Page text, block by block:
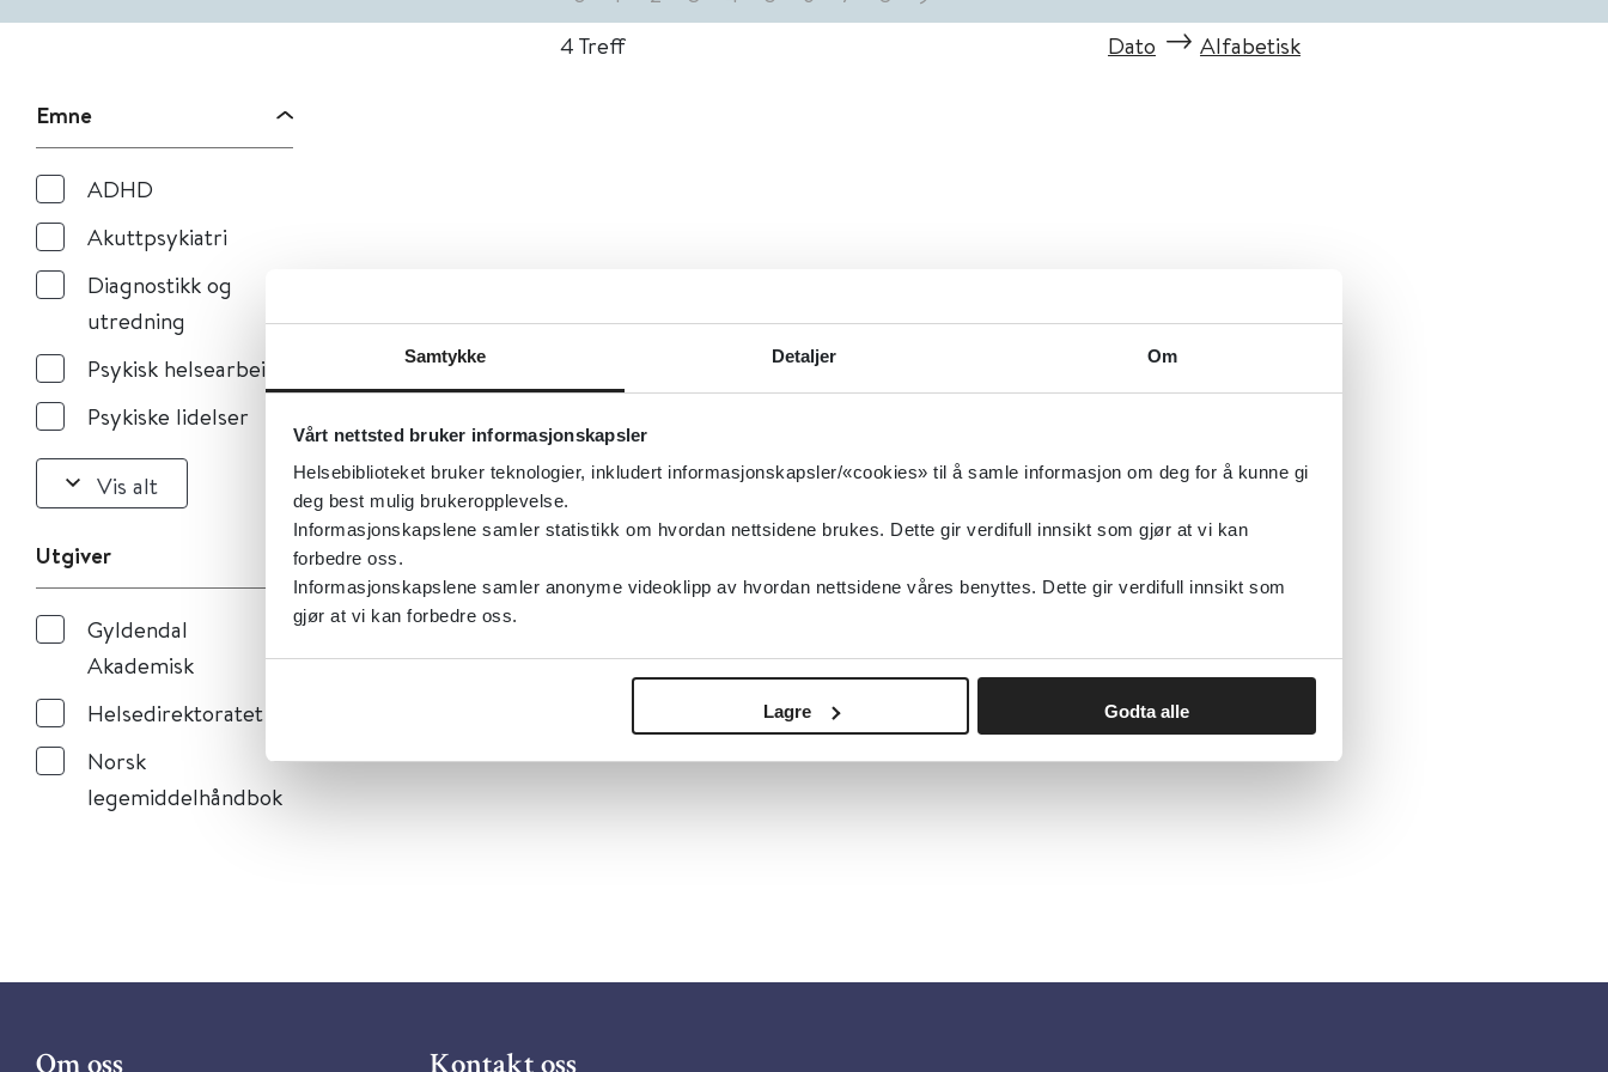
Samtykke Detaljer Om
Vårt nettsted bruker informasjonskapsler
Helsebiblioteket bruker teknologier, inkludert informasjonskapsler/«cookies» til å samle informasjon om deg for å kunne gi
deg best mulig brukeropplevelse.
Informasjonskapslene samler statistikk om hvordan nettsidene brukes. Dette gir verdifull innsikt som gjør at vi kan
forbedre oss.
Informasjonskapslene samler anonyme videoklipp av hvordan nettsidene våres benyttes. Dette gir verdifull innsikt som
gjør at vi kan forbedre oss.
Lagre Godta alle
Emne
ADHD
Akuttpsykiatri
Diagnostikk og
utredning
Psykisk helsearbeid
Psykiske lidelser
Vis alt
Utgiver
Gyldendal
Akademisk
Helsedirektoratet
Norsk
legemiddelhåndbok
4 Treff Dato Alfabetisk